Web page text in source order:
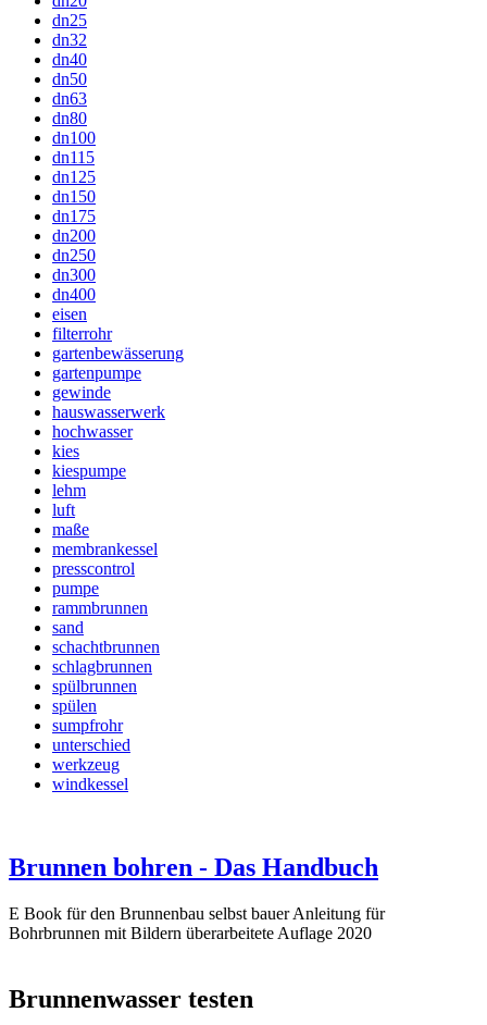
dn25
dn32
dn40
dn50
dn63
dn80
dn100
dn115
dn125
dn150
dn175
dn200
dn250
dn300
dn400
eisen
filterrohr
gartenbewässerung
gartenpumpe
gewinde
hauswasserwerk
hochwasser
kies
kiespumpe
lehm
luft
maße
membrankessel
presscontrol
pumpe
rammbrunnen
sand
schachtbrunnen
schlagbrunnen
spülbrunnen
spülen
sumpfrohr
unterschied
werkzeug
windkessel
Brunnen bohren - Das Handbuch
E Book für den Brunnenbau selbst bauer Anleitung für
Bohrbrunnen mit Bildern überarbeitete Auflage 2020
Brunnenwasser testen